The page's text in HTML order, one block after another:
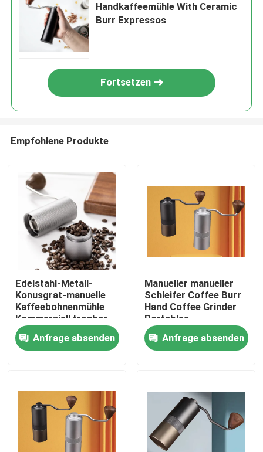
Haus
VR Show
Handkaffeemühle With Ceramic
Burr Expressos
Fortsetzen
Empfohlene Produkte
Edelstahl-Metall-
Konusgrat-manuelle
Kaffeebohnenmühle
Kommerziell tragbar
waschbar
handgekurbelt
Anfrage absenden
Manueller manueller
Schleifer Coffee Burr
Hand Coffee Grinder
Portables
Anfrage absenden